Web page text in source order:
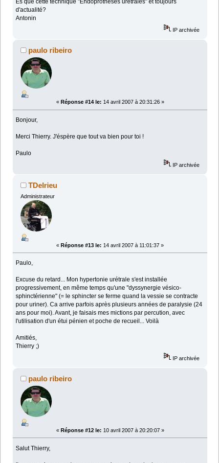
Es que cette technique "Endoprothèses urétrales" et toujours
d'actualité?
Antonin
IP archivée
paulo ribeiro
« Réponse #14 le: 14 avril 2007 à 20:31:26 »
Bonjour,
Merci Thierry. J'éspère que tout va bien pour toi !
Paulo
IP archivée
TDelrieu
Administrateur
« Réponse #13 le: 14 avril 2007 à 11:01:37 »
Paulo,
Excuse du retard... Mon hypertonie urétrale s'est installée
progressivement, en même temps qu'une "dyssynergie vésico-
sphinctérienne" (= le sphincter se ferme quand la vessie se contracte
pour uriner). Ca arrive parfois après plusieurs années de paralysie (24
ans pour moi). Avant, je faisais mes mictions par percution, avec
l'utilisation d'un étui pénien et poche de recueil... Voilà
Amitiés,
Thierry ;)
IP archivée
paulo ribeiro
« Réponse #12 le: 10 avril 2007 à 20:20:07 »
Salut Thierry,